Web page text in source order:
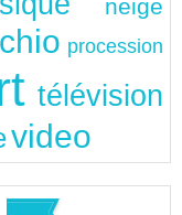
neige
procession
télévision
video